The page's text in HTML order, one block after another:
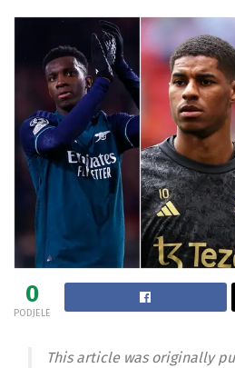
0
PODJELE
This article was originally